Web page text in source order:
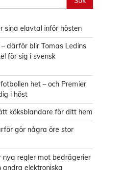
sina elavtal inför hösten
därför blir Tomas Ledins
för sig i svensk
het – och Premier
i höst
köksblandare för ditt hem
gör några öre stor
nya regler mot bedrägerier
andra elektroniska